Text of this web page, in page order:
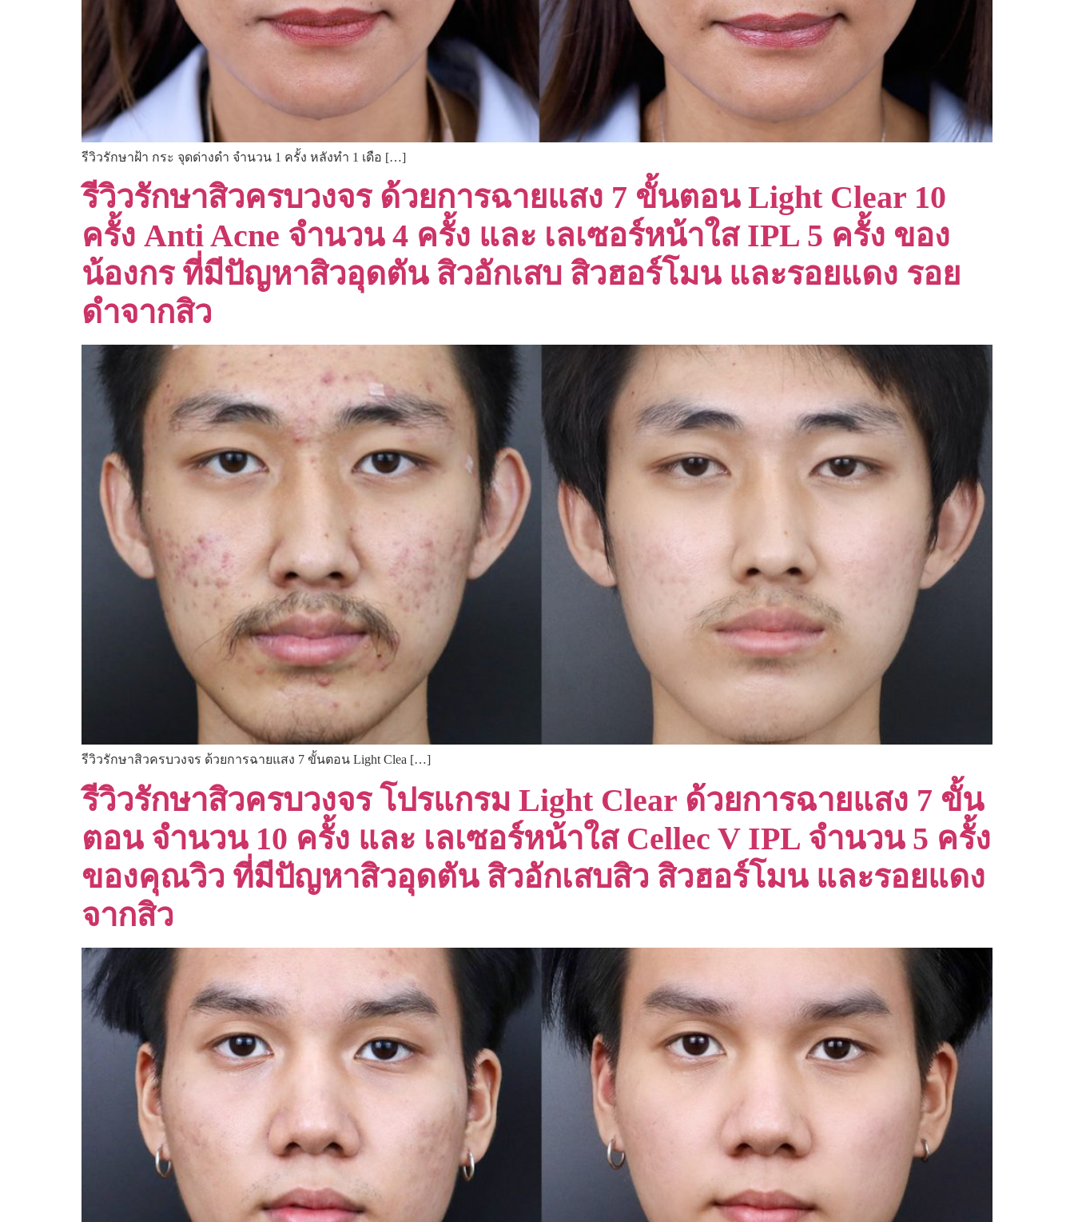
รีวิวรักษาฝ้า กระ จุดด่างดำ จำนวน 1 ครั้ง หลังทำ 1 เดือ […]
รีวิวรักษาสิวครบวงจร ด้วยการฉายแสง 7 ขั้นตอน Light Clear 10
ครั้ง Anti Acne จำนวน 4 ครั้ง และ เลเซอร์หน้าใส IPL 5 ครั้ง ของ
น้องกร ที่มีปัญหาสิวอุดตัน สิวอักเสบ สิวฮอร์โมน และรอยแดง รอย
ดำจากสิว
รีวิวรักษาสิวครบวงจร ด้วยการฉายแสง 7 ขั้นตอน Light Clea […]
รีวิวรักษาสิวครบวงจร โปรแกรม Light Clear ด้วยการฉายแสง 7 ขั้น
ตอน จำนวน 10 ครั้ง และ เลเซอร์หน้าใส Cellec V IPL จำนวน 5 ครั้ง
ของคุณวิว ที่มีปัญหาสิวอุดตัน สิวอักเสบสิว สิวฮอร์โมน และรอยแดง
จากสิว